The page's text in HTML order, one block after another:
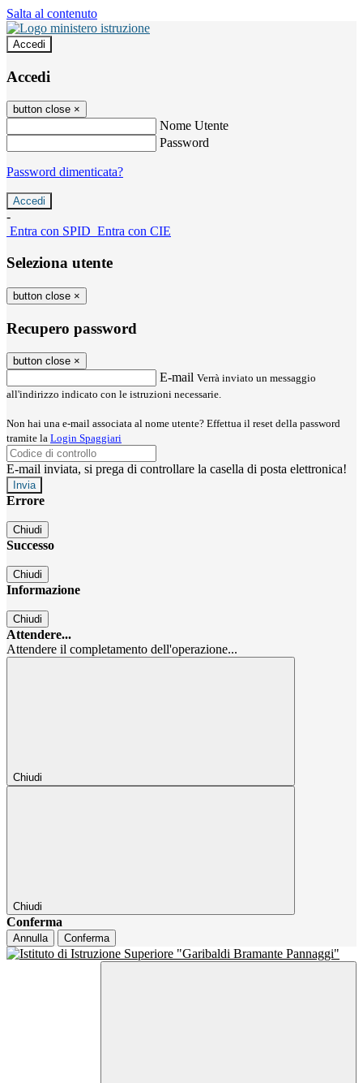
Salta al contenuto
Accedi
Accedi
button close ×
Nome Utente
Password
Password dimenticata?
-
Entra con SPID Entra con CIE
Seleziona utente
button close ×
Recupero password
button close ×
E-mail Verrà inviato un messaggio
all'indirizzo indicato con le istruzioni necessarie.
Non hai una e-mail associata al nome utente? Effettua il reset della password
tramite la Login Spaggiari
E-mail inviata, si prega di controllare la casella di posta elettronica!
Errore
Chiudi
Successo
Chiudi
Informazione
Chiudi
Attendere...
Attendere il completamento dell'operazione...
Chiudi
Chiudi
Conferma
Annulla Conferma